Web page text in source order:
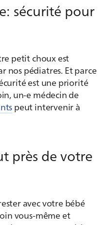
sécurité pour
petit choux est
nos pédiatres. Et parce
est une priorité
un-e médecin de
peut intervenir à
près de votre
avec votre bébé
vous-même et